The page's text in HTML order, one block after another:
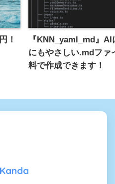
！
『KNN_yaml_md』
にもやさしい.mdファ
料で作成できます！